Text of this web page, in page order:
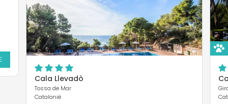
Cala Llevadò
Tossa de Mar
Catalonië